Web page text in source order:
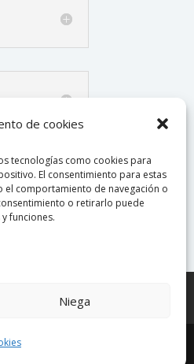
de cookies
tecnologías como cookies para
El consentimiento para estas
comportamiento de navegación o
o retirarlo puede
funciones.
Niega